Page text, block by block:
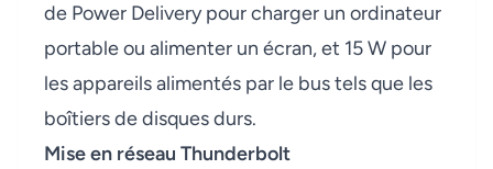
de Power Delivery pour charger un ordinateur
portable ou alimenter un écran, et 15 W pour
les appareils alimentés par le bus tels que les
boîtiers de disques durs.
Mise en réseau Thunderbolt